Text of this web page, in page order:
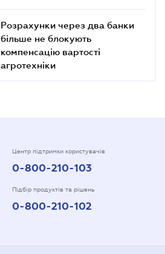
Розрахунки через два банки
більше не блокують
компенсацію вартості
агротехніки
Центр підтримки користувачів
0-800-210-103
Підбір продуктів та рішень
0-800-210-102